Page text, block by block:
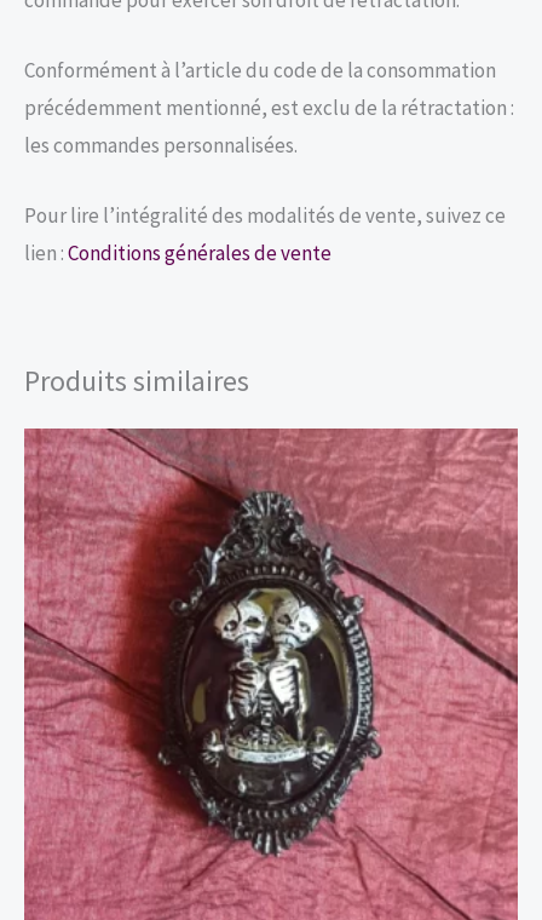
Conformément à l’article du code de la consommation
précédemment mentionné, est exclu de la rétractation :
les commandes personnalisées.
Pour lire l’intégralité des modalités de vente, suivez ce
lien :Conditions générales de vente
Produits similaires